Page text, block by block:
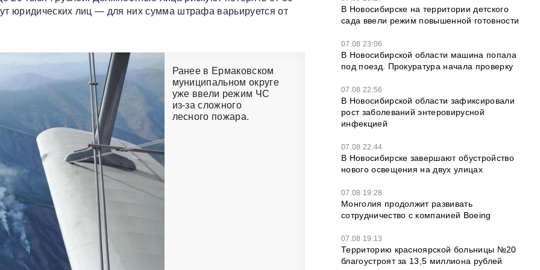
юридических лиц — для них сумма штрафа варьируется от
Ранее в Ермаковском
муниципальном округе
уже ввели режим ЧС
из-за сложного
лесного пожара.
В Новосибирске на территории детского
сада ввели режим повышенной готовности
07.08 23:06
В Новосибирской области машина попала
под поезд. Прокуратура начала проверку
07.08 22:56
В Новосибирской области зафиксировали
рост заболеваний энтеровирусной
инфекцией
07.08 22:44
В Новосибирске завершают обустройство
нового освещения на двух улицах
07.08 19:28
Монголия продолжит развивать
сотрудничество с компанией Boeing
07.08 19:13
Территорию красноярской больницы №20
благоустроят за 13,5 миллиона рублей